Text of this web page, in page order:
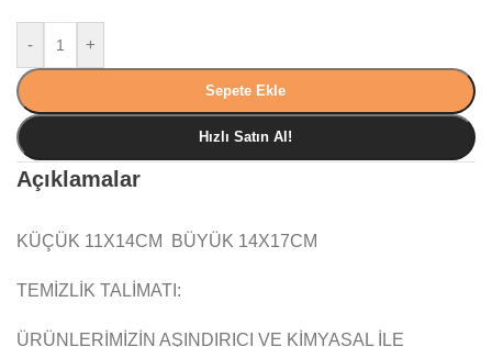
- +
Sepete Ekle
Hızlı Satın Al!
Açıklamalar
KÜÇÜK 11X14CM BÜYÜK 14X17CM
TEMİZLİK TALİMATI:
ÜRÜNLERİMİZİN AŞINDIRICI VE KİMYASAL İLE